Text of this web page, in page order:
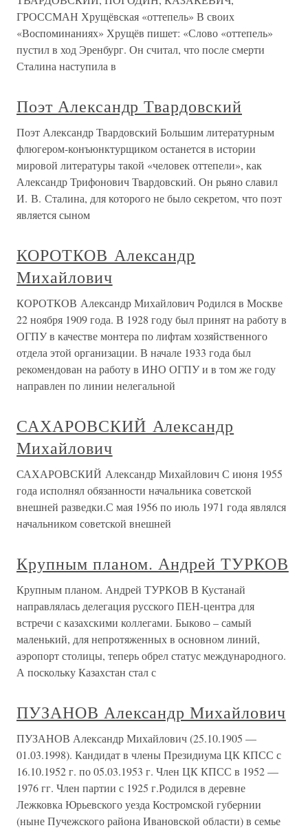
ГРОССМАН Хрущёвская «оттепель» В своих
«Воспоминаниях» Хрущёв пишет: «Слово «оттепель»
пустил в ход Эренбург. Он считал, что после смерти
Сталина наступила в
Поэт Александр Твардовский
Поэт Александр Твардовский Большим литературным
флюгером-конъюнктурщиком останется в истории
мировой литературы такой «человек оттепели», как
Александр Трифонович Твардовский. Он рьяно славил
И. В. Сталина, для которого не было секретом, что поэт
является сыном
КОРОТКОВ Александр
Михайлович
КОРОТКОВ Александр Михайлович Родился в Москве
22 ноября 1909 года. В 1928 году был принят на работу в
ОГПУ в качестве монтера по лифтам хозяйственного
отдела этой организации. В начале 1933 года был
рекомендован на работу в ИНО ОГПУ и в том же году
направлен по линии нелегальной
САХАРОВСКИЙ Александр
Михайлович
САХАРОВСКИЙ Александр Михайлович С июня 1955
года исполнял обязанности начальника советской
внешней разведки.С мая 1956 по июль 1971 года являлся
начальником советской внешней
Крупным планом. Андрей ТУРКОВ
Крупным планом. Андрей ТУРКОВ В Кустанай
направлялась делегация русского ПЕН-центра для
встречи с казахскими коллегами. Быково – самый
маленький, для непротяженных в основном линий,
аэропорт столицы, теперь обрел статус международного.
А поскольку Казахстан стал с
ПУЗАНОВ Александр Михайлович
ПУЗАНОВ Александр Михайлович (25.10.1905 —
01.03.1998). Кандидат в члены Президиума ЦК КПСС с
16.10.1952 г. по 05.03.1953 г. Член ЦК КПСС в 1952 —
1976 гг. Член партии с 1925 г.Родился в деревне
Лежковка Юрьевского уезда Костромской губернии
(ныне Пучежского района Ивановской области) в семье